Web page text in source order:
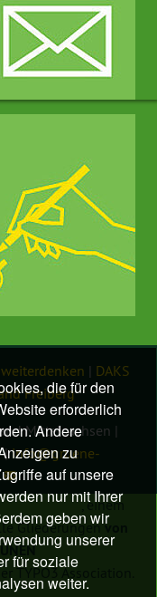
die für den
erforderlich
Andere
zu
auf unsere
nur mit Ihrer
geben wir
unserer
für soziale
weiter.
weiterdenken | DAKS
Freiberg
Mittelsachsen |
|info@gruene-
GRÜNE , einem
Gliederungenvon
TYPO3 Association.